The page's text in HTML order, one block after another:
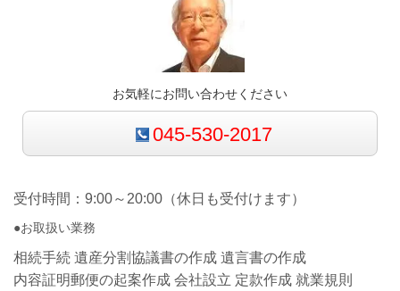
お気軽にお問い合わせください
045-530-2017
受付時間：9:00～20:00（休日も受付けます）
●お取扱い業務
相続手続 遺産分割協議書の作成 遺言書の作成
内容証明郵便の起案作成 会社設立 定款作成 就業規則